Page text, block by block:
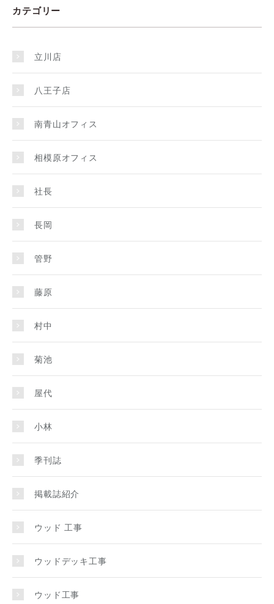
カテゴリー
立川店
八王子店
南青山オフィス
相模原オフィス
社長
長岡
管野
藤原
村中
菊池
屋代
小林
季刊誌
掲載誌紹介
ウッド 工事
ウッドデッキ工事
ウッド工事